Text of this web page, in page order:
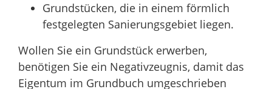
Grundstücken, die in einem förmlich
festgelegten Sanierungsgebiet liegen.
Wollen Sie ein Grundstück erwerben,
benötigen Sie ein Negativzeugnis, damit das
Eigentum im Grundbuch umgeschrieben